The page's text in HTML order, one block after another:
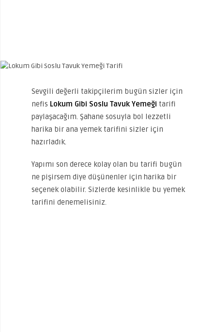
Sevgili değerli takipçilerim bugün sizler için
nefis Lokum Gibi Soslu Tavuk Yemeği tarifi
paylaşacağım. Şahane sosuyla bol lezzetli
harika bir ana yemek tarifini sizler için
hazırladık.
Yapımı son derece kolay olan bu tarifi bugün
ne pişirsem diye düşünenler için harika bir
seçenek olabilir. Sizlerde kesinlikle bu yemek
tarifini denemelisiniz.